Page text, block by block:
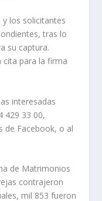
y los solicitantes
tras lo
su captura.
cita para la firma
interesadas
429 33 00,
de Facebook, o al
de Matrimonios
contrajeron
mil 853 fueron